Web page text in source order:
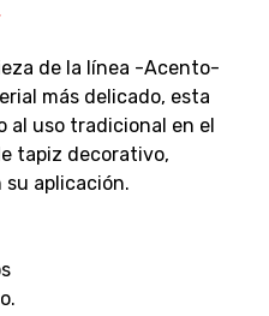
de la línea -Acento-
más delicado, esta
al uso tradicional en el
tapiz decorativo,
aplicación.